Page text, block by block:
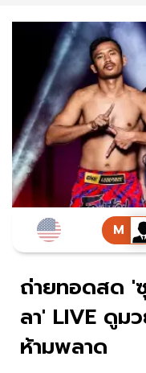
ถ่ายทอดสด '
ลา' LIVE ดูม
ห้ามพลาด